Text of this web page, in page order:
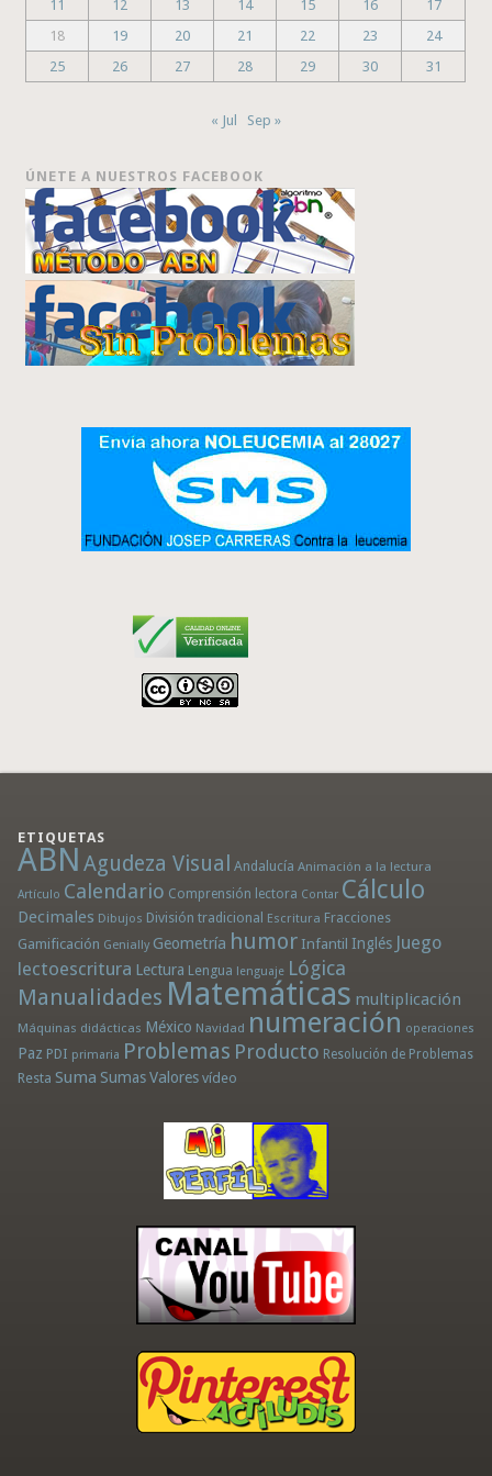
11
12 13 14 15 16
17
18
19 20 21 22 23
24
25
26 27 28 29 30 31
« Jul Sep »
ÚNETE A NUESTROS FACEBOOK
ETIQUETAS
ABN Agudeza Visual Andalucía Animación a la lectura
Artículo Calendario Comprensión lectora Contar Cálculo
Decimales Dibujos División tradicional Escritura Fracciones
Gamificación Genially Geometría humor Infantil Inglés Juego
lectoescritura Lectura Lengua lenguaje Lógica
Manualidades Matemáticas multiplicación
Máquinas didácticas México Navidad numeración operaciones
Paz PDI primaria Problemas Producto Resolución de Problemas
Resta Suma Sumas Valores vídeo